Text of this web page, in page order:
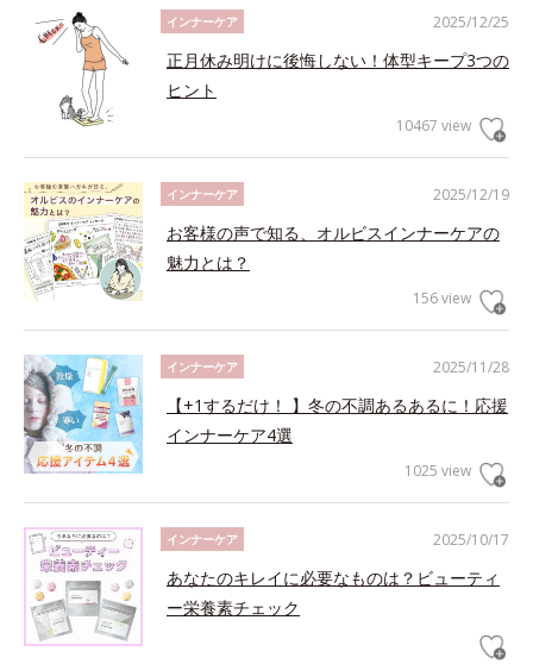
2025/12/25
インナーケア
正月休み明けに後悔しない！体型キープ3つの
ヒント
10467 view
2025/12/19
インナーケア
お客様の声で知る、オルビスインナーケアの
魅力とは？
156 view
2025/11/28
インナーケア
【+1するだけ！ 】冬の不調あるあるに！応援
インナーケア4選
1025 view
2025/10/17
インナーケア
あなたのキレイに必要なものは？ビューティ
ー栄養素チェック